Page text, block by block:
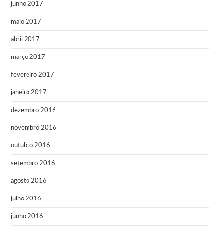
junho 2017
maio 2017
abril 2017
março 2017
fevereiro 2017
janeiro 2017
dezembro 2016
novembro 2016
outubro 2016
setembro 2016
agosto 2016
julho 2016
junho 2016